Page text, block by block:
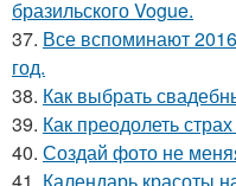
бразильского Vogue.
37. Все вспоминают
год.
38. Как выбрать
39. Как преодолеть
40. Создай фото не